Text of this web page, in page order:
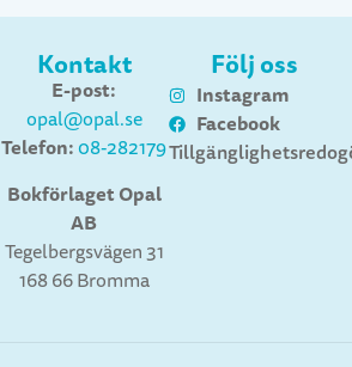
Kontakt
E-post:
opal@opal.se
Telefon:08-282179
Bokförlaget Opal
AB
Tegelbergsvägen 31
168 66 Bromma
Följ oss
Instagram
Facebook